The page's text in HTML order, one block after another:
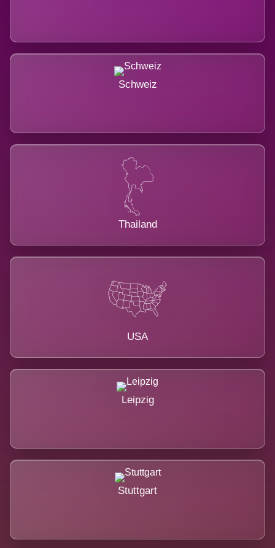
Schweiz
Thailand
USA
Leipzig
Stuttgart